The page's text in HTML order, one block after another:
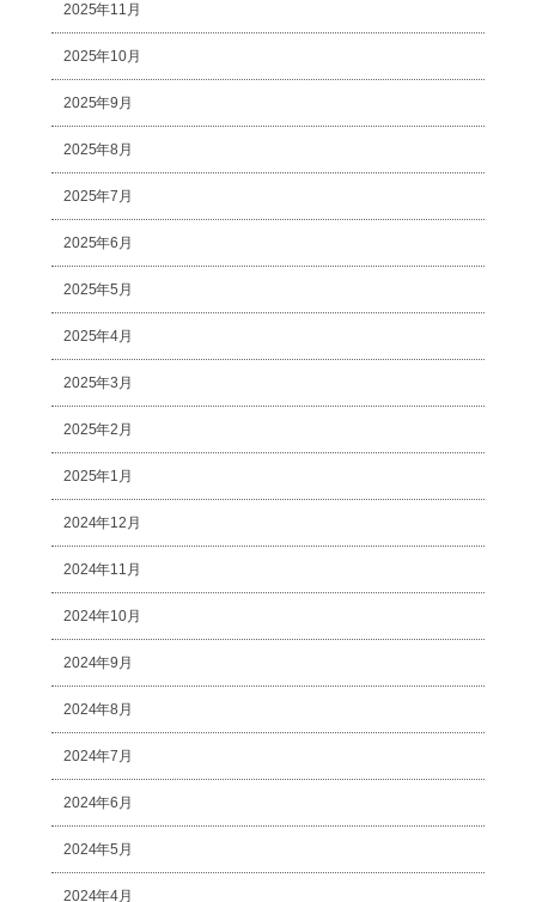
2025年11月
2025年10月
2025年9月
2025年8月
2025年7月
2025年6月
2025年5月
2025年4月
2025年3月
2025年2月
2025年1月
2024年12月
2024年11月
2024年10月
2024年9月
2024年8月
2024年7月
2024年6月
2024年5月
2024年4月